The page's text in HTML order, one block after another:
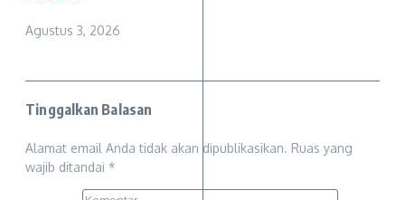
Agustus 3, 2026
Tinggalkan Balasan
Alamat email Anda tidak akan dipublikasikan. Ruas yang
wajib ditandai *